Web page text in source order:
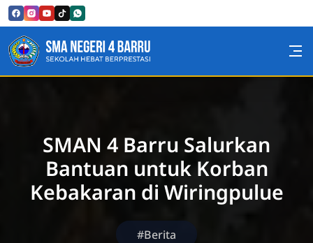
Skip to Content
SMA Negeri 4 Barru
SMAN 4 Barru Salurkan
Bantuan untuk Korban
Kebakaran di Wiringpulue
#Berita